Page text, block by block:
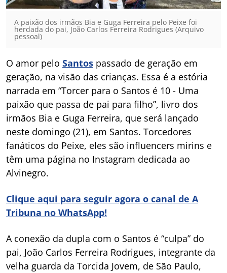
A paixão dos irmãos Bia e Guga Ferreira pelo Peixe foi
herdada do pai, João Carlos Ferreira Rodrigues (Arquivo
pessoal)
O amor pelo Santos passado de geração em
geração, na visão das crianças. Essa é a estória
narrada em “Torcer para o Santos é 10 - Uma
paixão que passa de pai para filho”, livro dos
irmãos Bia e Guga Ferreira, que será lançado
neste domingo (21), em Santos. Torcedores
fanáticos do Peixe, eles são influencers mirins e
têm uma página no Instagram dedicada ao
Alvinegro.
Clique aqui para seguir agora o canal de A
Tribuna no WhatsApp!
A conexão da dupla com o Santos é “culpa” do
pai, João Carlos Ferreira Rodrigues, integrante da
velha guarda da Torcida Jovem, de São Paulo,